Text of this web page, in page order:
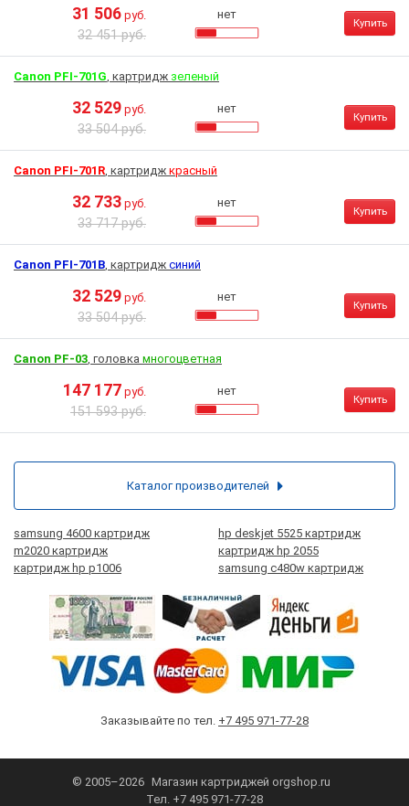
31 506 руб.
32 451 руб.
нет
Купить
Canon PFI-701G, картридж зеленый
32 529 руб.
33 504 руб.
нет
Купить
Canon PFI-701R, картридж красный
32 733 руб.
33 717 руб.
нет
Купить
Canon PFI-701B, картридж синий
32 529 руб.
33 504 руб.
нет
Купить
Canon PF-03, головка многоцветная
147 177 руб.
151 593 руб.
нет
Купить
samsung 4600 картридж
hp deskjet 5525 картридж
m2020 картридж
картридж hp 2055
картридж hp p1006
samsung c480w картридж
Заказывайте по тел. +7 495 971-77-28
© 2005–2026 Магазин картриджей orgshop.ru
Тел. +7 495 971-77-28